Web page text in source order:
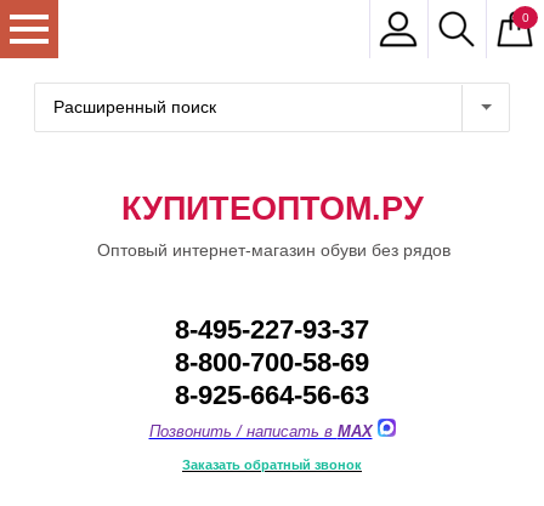
0
Расширенный поиск
КУПИТЕОПТОМ.РУ
Оптовый интернет-магазин обуви без рядов
8-495-227-93-37
8-800-700-58-69
8-925-664-56-63
Позвонить / написать в MAX
Заказать обратный звонок